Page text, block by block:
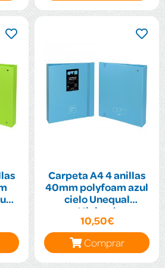
Carpeta A4 4 anillas
40mm polyfoam azul
cielo Unequal
Minimal
10,50€
Comprar